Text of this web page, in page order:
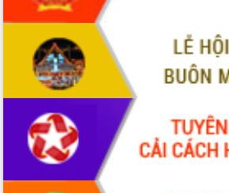
sầu riêng tại Đắk Lắk
Trình diễn nghệ thuật chế biến các
món ăn từ sầu riêng
Đắk Lắk công bố Quy hoạch và xúc
tiến đầu tư tỉnh
Ngành cá ngừ Đắk Lắk chủ động thích
ứng để giữ vững thị trường xuất khẩu
Diễn đàn Kinh tế tư nhân Việt Nam đột
phá cơ chế - Hợp tác công tư
Đề án 06 tạo bước ngoặt đột phá trong
cải cách hành chính tỉnh Đắk Lắk